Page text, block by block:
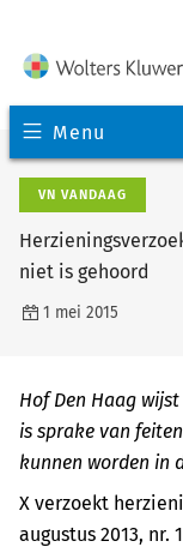
Menu
VN VANDAAG
niet is gehoord
1 mei 2015
Hof Den Haag
is sprake van
kunnen worden in
X verzoekt
augustus 2013, nr.